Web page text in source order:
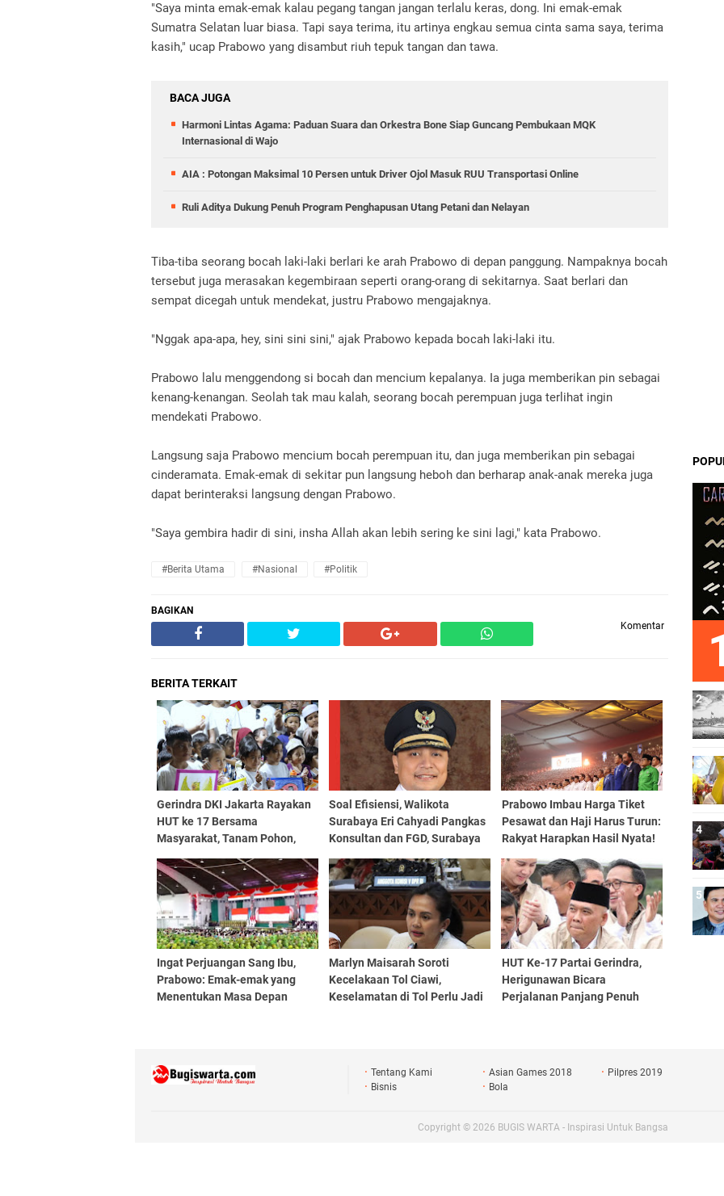
"Saya minta emak-emak kalau pegang tangan jangan terlalu keras, dong. Ini emak-emak
Sumatra Selatan luar biasa. Tapi saya terima, itu artinya engkau semua cinta sama saya, terima
kasih," ucap Prabowo yang disambut riuh tepuk tangan dan tawa.
BACA JUGA
Harmoni Lintas Agama: Paduan Suara dan Orkestra Bone Siap Guncang Pembukaan MQK
Internasional di Wajo
AIA : Potongan Maksimal 10 Persen untuk Driver Ojol Masuk RUU Transportasi Online
Ruli Aditya Dukung Penuh Program Penghapusan Utang Petani dan Nelayan
Tiba-tiba seorang bocah laki-laki berlari ke arah Prabowo di depan panggung. Nampaknya bocah
tersebut juga merasakan kegembiraan seperti orang-orang di sekitarnya. Saat berlari dan
sempat dicegah untuk mendekat, justru Prabowo mengajaknya.
"Nggak apa-apa, hey, sini sini sini," ajak Prabowo kepada bocah laki-laki itu.
Prabowo lalu menggendong si bocah dan mencium kepalanya. Ia juga memberikan pin sebagai
kenang-kenangan. Seolah tak mau kalah, seorang bocah perempuan juga terlihat ingin
mendekati Prabowo.
Langsung saja Prabowo mencium bocah perempuan itu, dan juga memberikan pin sebagai
cinderamata. Emak-emak di sekitar pun langsung heboh dan berharap anak-anak mereka juga
dapat berinteraksi langsung dengan Prabowo.
"Saya gembira hadir di sini, insha Allah akan lebih sering ke sini lagi," kata Prabowo.
#Berita Utama #Nasional #Politik
BAGIKAN
Komentar
BERITA TERKAIT
Gerindra DKI Jakarta Rayakan
HUT ke 17 Bersama
Masyarakat, Tanam Pohon,
Santunan Hingga Pemeriksaan
Kesehatan Gratis
Soal Efisiensi, Walikota
Surabaya Eri Cahyadi Pangkas
Konsultan dan FGD, Surabaya
Hemat Rp 1 Triliun
Prabowo Imbau Harga Tiket
Pesawat dan Haji Harus Turun:
Rakyat Harapkan Hasil Nyata!
Ingat Perjuangan Sang Ibu,
Prabowo: Emak-emak yang
Menentukan Masa Depan
Marlyn Maisarah Soroti
Kecelakaan Tol Ciawi,
Keselamatan di Tol Perlu Jadi
HUT Ke-17 Partai Gerindra,
Herigunawan Bicara
Perjalanan Panjang Penuh
Tentang Kami Asian Games 2018
Pilpres 2019
Bisnis
Bola
Copyright © 2026 BUGIS WARTA - Inspirasi Untuk Bangsa